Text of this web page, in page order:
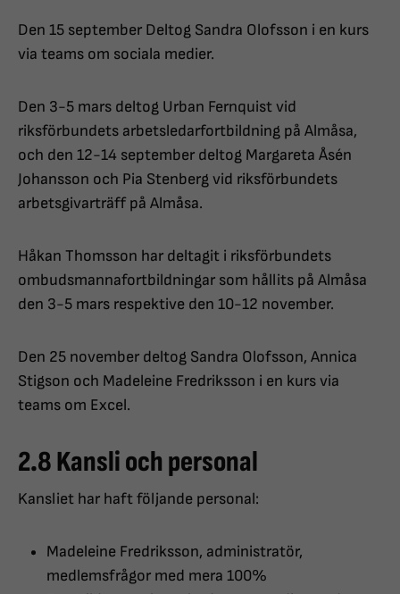
Den 15 september Deltog Sandra Olofsson i en kurs
via teams om sociala medier.
Den 3-5 mars deltog Urban Fernquist vid
riksförbundets arbetsledarfortbildning på Almåsa,
och den 12-14 september deltog Margareta Åsén
Johansson och Pia Stenberg vid riksförbundets
arbetsgivarträff på Almåsa.
Håkan Thomsson har deltagit i riksförbundets
ombudsmannafortbildningar som hållits på Almåsa
den 3-5 mars respektive den 10-12 november.
Den 25 november deltog Sandra Olofsson, Annica
Stigson och Madeleine Fredriksson i en kurs via
teams om Excel.
2.8 Kansli och personal
Kansliet har haft följande personal:
Madeleine Fredriksson, administratör,
medlemsfrågor med mera 100%